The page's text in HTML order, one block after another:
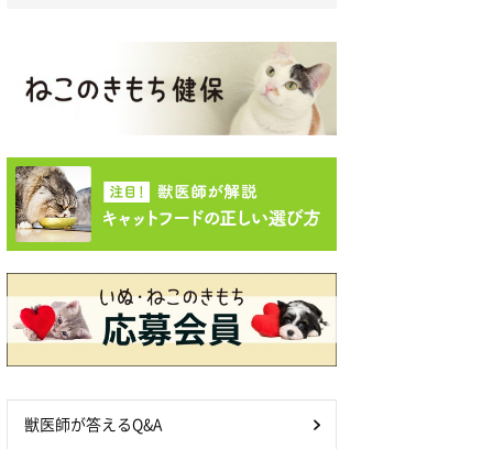
獣医師が答えるQ&A